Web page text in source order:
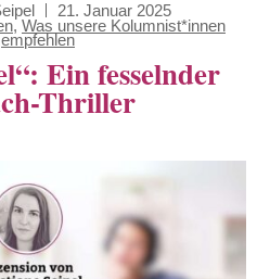
21. Januar 2025
, Was unsere Kolumnist*innen
empfehlen
Ein fesselnder
Thriller